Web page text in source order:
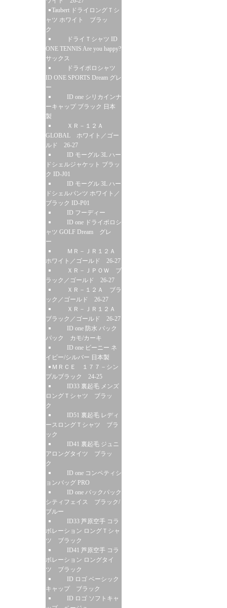
Taubert ドライロングＴシ
ャツ ホワイト ブラッ
ク
ドライＴシャツ ID
ONE TENNIS Are you happy?
サックス
ドライポロシャツ
ID ONE SPORTS Dream グレ
ー
ID one シリカインナ
ーキャップ ブラック 日本
製
ＸＲ－１２Ａ
GLOBAL ホワイト／ゴー
ルド 26-27
ID モーグル 3L ハー
ドシェルジャケット ブラッ
ク ID-J01
ID モーグル 3L ハー
ドシェルパンツ ホワイト／
ブラック ID-P01
ID フーディー
ID one ドライポロシ
ャツ GOLF Dream グレ
ー
ＭＲ－ＪＲ１２Ａ
ホワイト／ゴールド 26-27
ＸＲ－ＪＰＯＷ ブ
ラック／ゴールド 26-27
ＸＲ－１２Ａ ブラ
ック／ゴールド 26-27
ＸＲ－ＪＲ１２Ａ
ブラック／ゴールド 26-27
ID one 防水 バック
パック カモ/カーキ
ID one ビーニー ネ
イビー/シルバー 日本製
ＭＲＣＥ １７７－シン
プルブラック 24-25
ID33 裏起毛 メンズ
ロングＴシャツ ブラッ
ク
ID51 裏起毛 レディ
ースロングＴシャツ ブラ
ック
ID41 裏起毛 ジュニ
アロングタイツ ブラッ
ク
ID one コンペティシ
ョンバッグ PRO
ID one バックパック
シティフェイス ブラック/
ブルー
ID33 芦原空手 コラ
ボレーション ロングＴシャ
ツ ブラック
ID41 芦原空手 コラ
ボレーション ロングタイ
ツ ブラック
ID ロゴ ベーシック
キャップ ブラック
ID ロゴ ソフトキャ